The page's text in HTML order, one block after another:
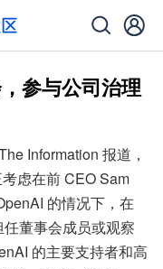
参与公司治理
Information 报道，
虑在前 CEO Sam
的情况下，在
董事会成员或观察
的主要支持者和高